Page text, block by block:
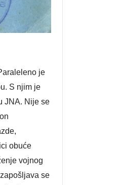
je
S njim je
JNA. Nije se
obuće
vojnog
se